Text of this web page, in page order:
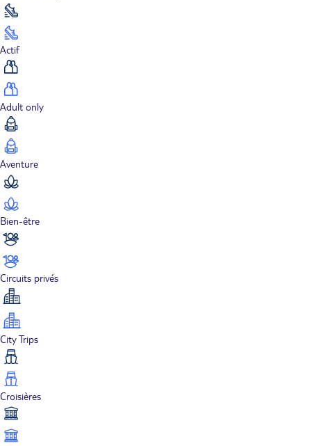
Actif
Adult only
Aventure
Bien-être
Circuits privés
City Trips
Croisières